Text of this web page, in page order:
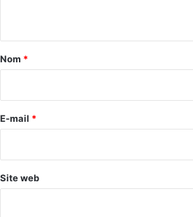
a
e
Nom *
E-mail *
Site web